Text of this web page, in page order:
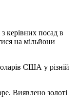
керівних посад в
на мільйони
США у різній
Виявлено золоті